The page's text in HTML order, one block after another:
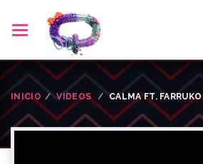
INICIO VIDEOS CALMA FT. FARRUKO